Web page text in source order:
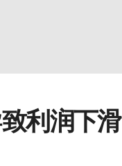
利润下滑